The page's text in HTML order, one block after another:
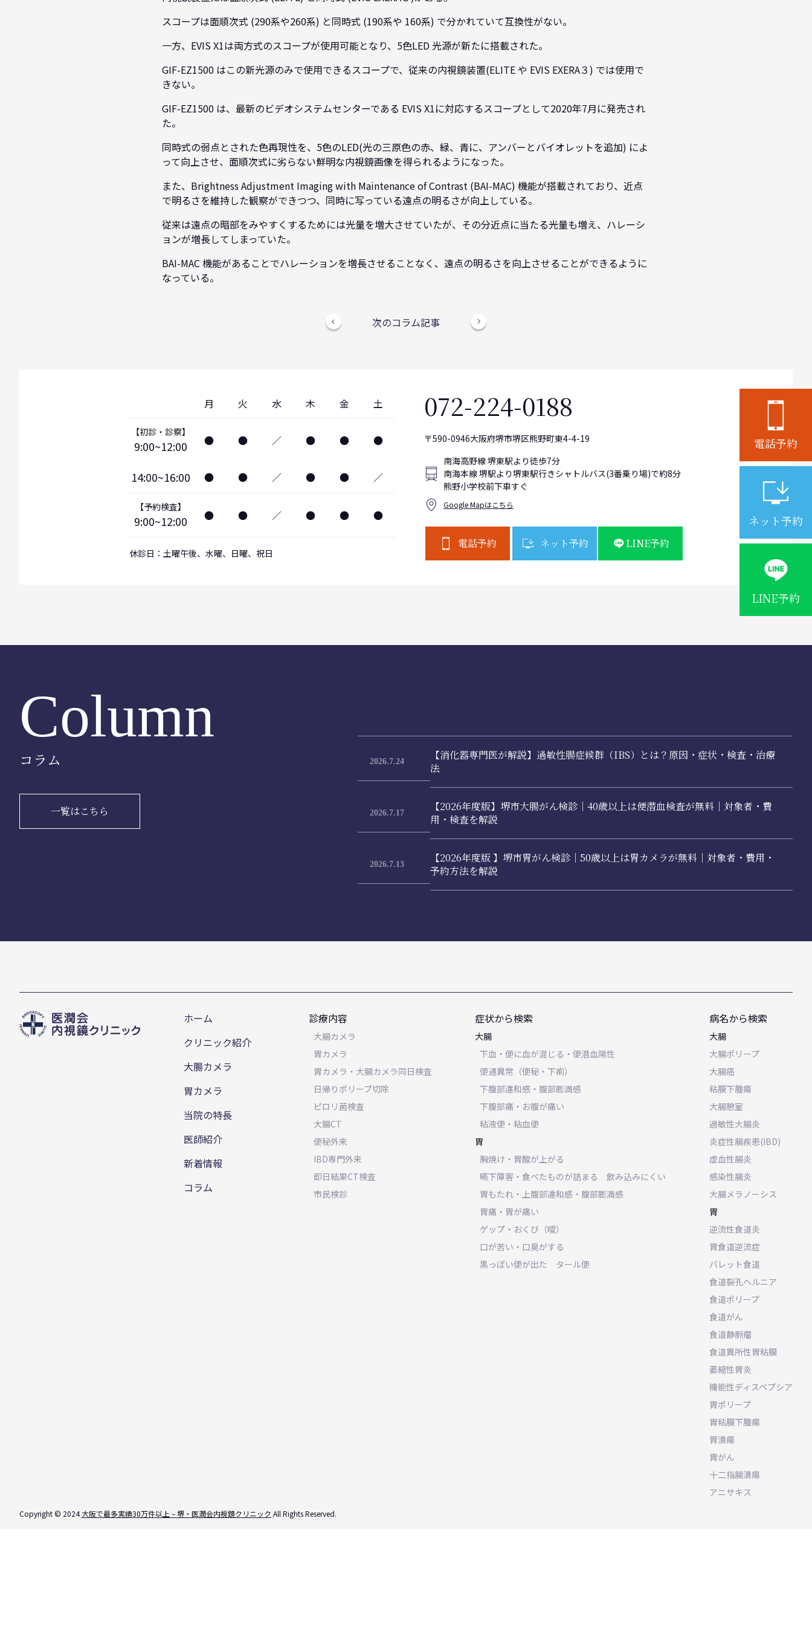
電話予約
ネット予約
LINE予約
スコープは面順次式 (290系や260系) と同時式 (190系や 160系) で分かれていて互換性がない。
一方、EVIS X1は両方式のスコープが使用可能となり、5色LED 光源が新たに搭載された。
GIF-EZ1500 はこの新光源のみで使用できるスコープで、従来の内視鏡装置(ELITE や EVIS EXERA３) では使用で
きない。
GIF-EZ1500 は、最新のビデオシステムセンターである EVIS X1に対応するスコープとして2020年7月に発売され
た。
同時式の弱点とされた色再現性を、5色のLED(光の三原色の赤、緑、青に、アンバーとバイオレットを追加) によ
って向上させ、面順次式に劣らない鮮明な内視鏡画像を得られるようになった。
また、Brightness Adjustment Imaging with Maintenance of Contrast (BAI-MAC) 機能が搭載されており、近点
で明るさを維持した観察ができつつ、同時に写っている遠点の明るさが向上している。
従来は遠点の暗部をみやすくするためには光量を増大させていたが、その分近点に当たる光量も増え、ハレーシ
ョンが増長してしまっていた。
BAI-MAC 機能があることでハレーションを増長させることなく、遠点の明るさを向上させることができるように
なっている。
次のコラム記事
月 火 水 木 金 土
【初診・診察】
9:00~12:00 ● ● ／ ● ● ●
14:00~16:00 ● ● ／ ● ● ／
【予約検査】
9:00~12:00 ● ● ／ ● ● ●
休診日：土曜午後、水曜、日曜、祝日
072-224-0188
〒590-0946大阪府堺市堺区熊野町東4-4-19
南海高野線 堺東駅より徒歩7分
南海本線 堺駅より堺東駅行きシャトルバス(3番乗り場)で約8分
熊野小学校前下車すぐ
Google Mapはこちら
電話予約 ネット予約 LINE予約
Column
コラム
一覧はこちら
2026.7.24
【消化器専門医が解説】過敏性腸症候群（IBS）とは？原因・症状・検査・治療
法
2026.7.17
【2026年度版】堺市大腸がん検診｜40歳以上は便潜血検査が無料｜対象者・費
用・検査を解説
2026.7.13
【2026年度版 】堺市胃がん検診｜50歳以上は胃カメラが無料｜対象者・費用・
予約方法を解説
ホーム
クリニック紹介
大腸カメラ
胃カメラ
当院の特長
医師紹介
新着情報
コラム
診療内容
大腸カメラ
胃カメラ
胃カメラ・大腸カメラ同日検査
日帰りポリープ切除
ピロリ菌検査
大腸CT
便秘外来
IBD専門外来
即日結果CT検査
市民検診
症状から検索
大腸
下血・便に血が混じる・便潜血陽性
便通異常（便秘・下痢）
下腹部違和感・腹部膨満感
下腹部痛・お腹が痛い
粘液便・粘血便
胃
胸焼け・胃酸が上がる
嚥下障害・食べたものが詰まる 飲み込みにくい
胃もたれ・上腹部違和感・腹部膨満感
胃痛・胃が痛い
ゲップ・おくび（噯）
口が苦い・口臭がする
黒っぽい便が出た タール便
病名から検索
大腸
大腸ポリープ
大腸癌
粘膜下腫瘍
大腸憩室
過敏性大腸炎
炎症性腸疾患(IBD)
虚血性腸炎
感染性腸炎
大腸メラノーシス
胃
逆流性食道炎
胃食道逆流症
バレット食道
食道裂孔ヘルニア
食道ポリープ
食道がん
食道静脈瘤
食道異所性胃粘膜
萎縮性胃炎
機能性ディスペプシア
胃ポリープ
胃粘膜下腫瘍
胃潰瘍
胃がん
十二指腸潰瘍
アニサキス
Copyright © 2024大阪で最多実績30万件以上 – 堺・医潤会内視鏡クリニック All Rights Reserved.